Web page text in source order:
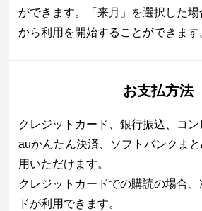
ができます。「来月」を選択した場
から利用を開始することができます
お支払方法
クレジットカード、銀行振込、コン
auかんたん決済、ソフトバンクま
用いただけます。
クレジットカードでの購読の場合
ドが利用できます。